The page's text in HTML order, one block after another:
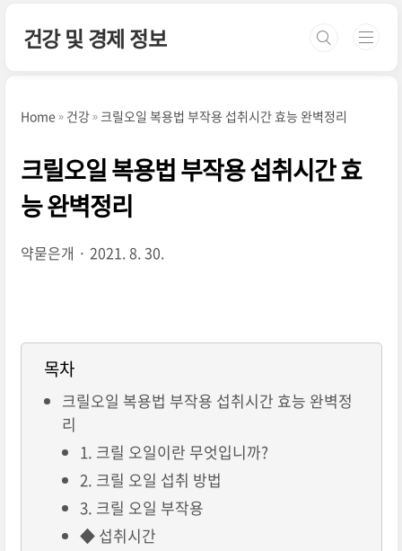
건강 및 경제 정보
Home 건강 크릴오일 복용법 부작용 섭취시간 효능 완벽정리
크릴오일 복용법 부작용 섭취시간 효
능 완벽정리
약묻은개 2021. 8. 30.
목차
크릴오일 복용법 부작용 섭취시간 효능 완벽정
리
1. 크릴 오일이란 무엇입니까?
2. 크릴 오일 섭취 방법
3. 크릴 오일 부작용
◆ 섭취시간